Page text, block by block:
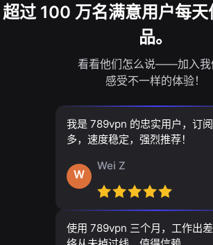
超过 100 万名满意用户每
品。
看看他们怎么说——加入我
感受不一样的体验！
我是 789vpn 的忠实用户，订
多，速度稳定，强烈推荐！
W
Wei Z
使用 789vpn 三个月，工作出